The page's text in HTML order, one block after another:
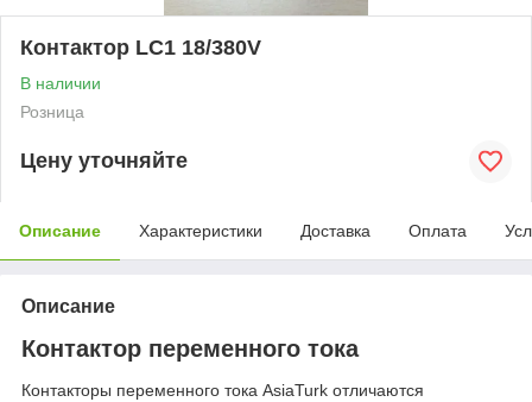
Контактор LC1 18/380V
В наличии
Розница
Цену уточняйте
Описание Характеристики Доставка Оплата
Описание
Контактор переменного тока
Контакторы переменного тока AsiaTurk отличаются